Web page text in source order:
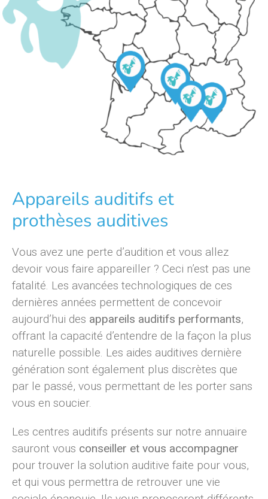
Appareils auditifs et
prothèses auditives
Vous avez une perte d’audition et vous allez
devoir vous faire appareiller ? Ceci n’est pas une
fatalité. Les avancées technologiques de ces
dernières années permettent de concevoir
aujourd’hui des appareils auditifs performants,
offrant la capacité d’entendre de la façon la plus
naturelle possible. Les aides auditives dernière
génération sont également plus discrètes que
par le passé, vous permettant de les porter sans
vous en soucier.
Les centres auditifs présents sur notre annuaire
sauront vous conseiller et vous accompagner
pour trouver la solution auditive faite pour vous,
et qui vous permettra de retrouver une vie